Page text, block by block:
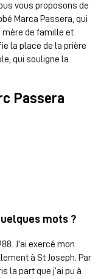
vous proposons de
Marca Passera, qui
mère de famille et
la place de la prière
qui souligne la
Passera
mots ?
J’ai exercé mon
à St Joseph. Par
la part que j’ai pu à